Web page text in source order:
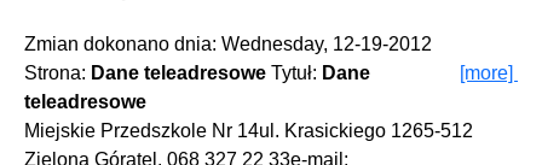
Zmian dokonano dnia: Wednesday, 12-19-2012
Strona: Dane teleadresowe Tytuł: Dane
teleadresowe
[more]
Miejskie Przedszkole Nr 14ul. Krasickiego 1265-512
Zielona Góratel. 068 327 22 33e-mail: